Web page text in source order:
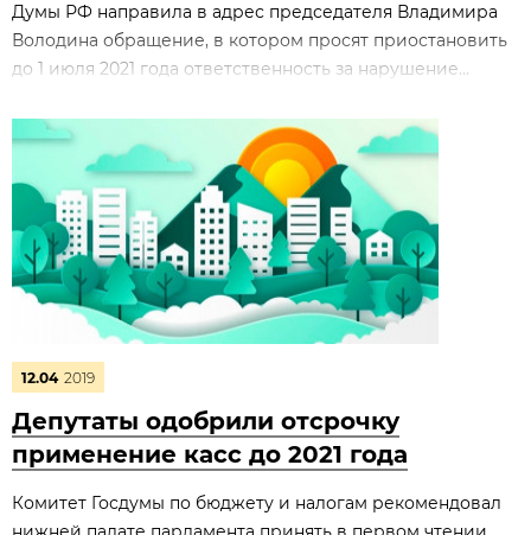
Думы РФ направила в адрес председателя Владимира
Володина обращение, в котором просят приостановить
до 1 июля 2021 года ответственность за нарушение...
12.04 2019
Депутаты одобрили отсрочку
применение касс до 2021 года
Комитет Госдумы по бюджету и налогам рекомендовал